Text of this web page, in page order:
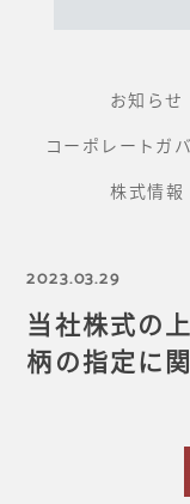
お知らせ
コーポレートガ
株式情報
2023.03.29
当社株式の
柄の指定に